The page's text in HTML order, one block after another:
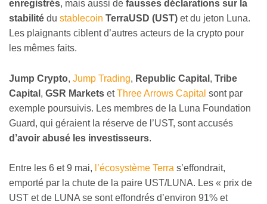
enregistrés, mais aussi de fausses déclarations sur la
stabilité du stablecoin TerraUSD (UST) et du jeton Luna.
Les plaignants ciblent d’autres acteurs de la crypto pour
les mêmes faits.
Jump Crypto, Jump Trading, Republic Capital , Tribe
Capital , GSR Markets etThree Arrows Capital sont par
exemple poursuivis. Les membres de la Luna Foundation
Guard, qui géraient la réserve de l’UST, sont accusés
d’avoir abusé les investisseurs.
Entre les 6 et 9 mai, l’écosystème Terra s’effondrait,
emporté par la chute de la paire UST/LUNA. Les « prix de
UST et de LUNA se sont effondrés d’environ 91% et